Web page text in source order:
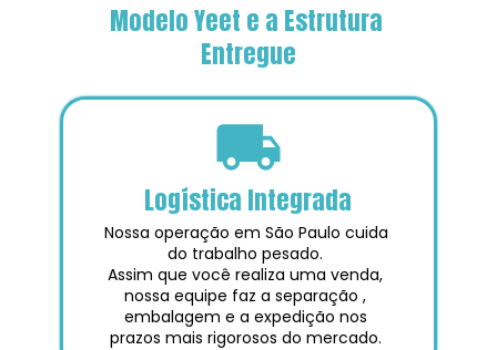
Modelo Yeet e a Estrutura
Entregue
Logística Integrada
Nossa operação em São Paulo cuida
do trabalho pesado.
Assim que você realiza uma venda,
nossa equipe faz a separação ,
embalagem e a expedição nos
prazos mais rigorosos do mercado.